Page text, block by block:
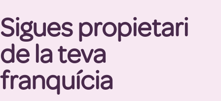
Sigues propietari
de la teva
franquícia